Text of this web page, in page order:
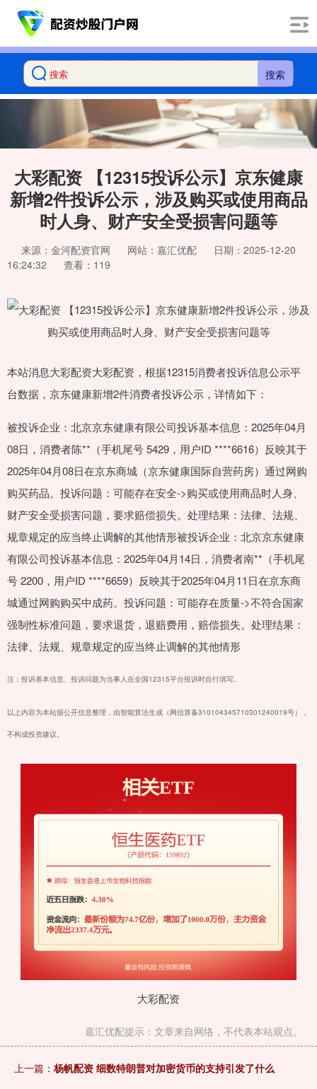
搜索
大彩配资 【12315投诉公示】京东健康
新增2件投诉公示，涉及购买或使用商品
时人身、财产安全受损害问题等
来源：金河配资官网 网站：嘉汇优配
日期：2025-12-20
16:24:32
查看：119
本站消息大彩配资大彩配资，根据12315消费者投诉信息公示平
台数据，京东健康新增2件消费者投诉公示，详情如下：
被投诉企业：北京京东健康有限公司投诉基本信息：2025年04月
08日，消费者陈**（手机尾号 5429，用户ID ****6616）反映其于
2025年04月08日在京东商城（京东健康国际自营药房）通过网购
购买药品。投诉问题：可能存在安全->购买或使用商品时人身、
财产安全受损害问题，要求赔偿损失。处理结果：法律、法规、
规章规定的应当终止调解的其他情形被投诉企业：北京京东健康
有限公司投诉基本信息：2025年04月14日，消费者南**（手机尾
号 2200，用户ID ****6659）反映其于2025年04月11日在京东商
城通过网购购买中成药。投诉问题：可能存在质量->不符合国家
强制性标准问题，要求退货，退赔费用，赔偿损失。处理结果：
法律、法规、规章规定的应当终止调解的其他情形
注：投诉基本信息、投诉问题为当事人在全国12315平台投诉时自行填写。
以上内容为本站据公开信息整理，由智能算法生成（网信算备310104345710301240019号），
不构成投资建议。
大彩配资
嘉汇优配提示：文章来自网络，不代表本站观点。
上一篇： 杨帆配资 细数特朗普对加密货币的支持引发了什么